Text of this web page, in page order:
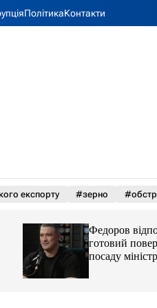
ПолітикаКонтакти
експорту #зерно
Федоров
готовий
посаду міністра